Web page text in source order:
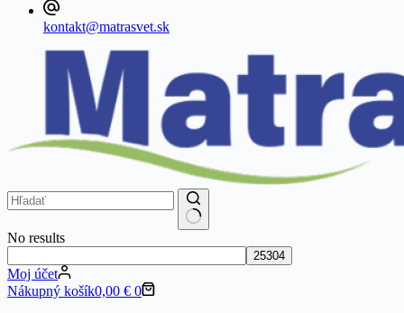
kontakt@matrasvet.sk
No results
Moj účet
Nákupný košík0,00 € 0